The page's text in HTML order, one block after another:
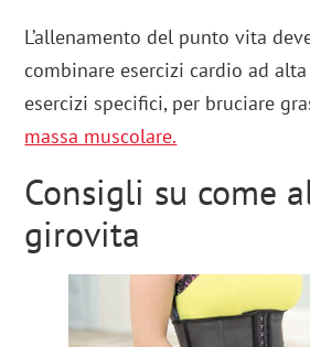
L’allenamento del punto vita
combinare esercizi cardio ad
esercizi specifici, per bruciare
massa muscolare.
Consigli su come
girovita